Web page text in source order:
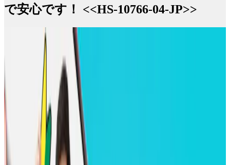
で安心です！ <<HS-10766-04-JP>>